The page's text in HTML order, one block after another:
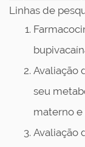
Linhas de
Avaliação
seu
materno
Avaliação